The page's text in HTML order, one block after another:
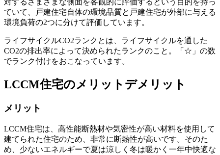
対するさまざまな側面を客観的に評価するという目的を持っ
ていて、戸建住宅自体の環境品質と戸建住宅が外部に与える
環境負荷の2つに分けて評価しています。
ライフサイクルCO2ランクとは、ライフサイクルを通した
CO2の排出率によって決められたランクのこと。「☆」の数
でランク付けをおこなっています。
LCCM住宅のメリットデメリット
メリット
LCCM住宅は、高性能断熱材や気密性が高い材料を使用して
建てられた住宅のため、非常に断熱性が高いです。そのた
め、少ないエネルギーで夏は涼しく冬は暖かく一年中快適な